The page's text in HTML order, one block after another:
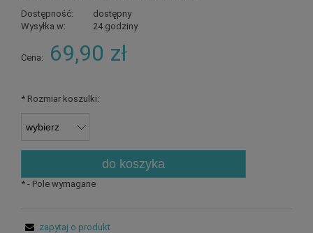
Dostępność:
dostępny
Wysyłka w:
24 godziny
Cena: 69,90 zł
*Rozmiar koszulki:
do koszyka
*- Pole wymagane
zapytaj o produkt